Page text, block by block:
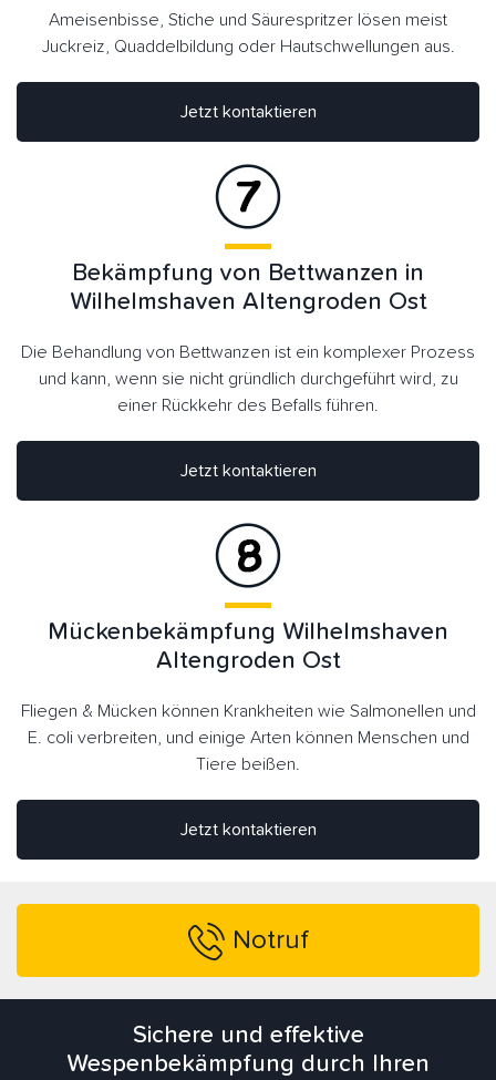
Jetzt kontaktieren
Ameisenbisse, Stiche und Säurespritzer lösen meist
Juckreiz, Quaddelbildung oder Hautschwellungen aus.
Bekämpfung von Bettwanzen in
Wilhelmshaven Altengroden Ost
Die Behandlung von Bettwanzen ist ein komplexer Prozess
und kann, wenn sie nicht gründlich durchgeführt wird, zu
einer Rückkehr des Befalls führen.
Jetzt kontaktieren
Jetzt kontaktieren
Mückenbekämpfung Wilhelmshaven
Altengroden Ost
Fliegen & Mücken können Krankheiten wie Salmonellen und
E. coli verbreiten, und einige Arten können Menschen und
Tiere beißen.
Notruf
Sichere und effektive
Wespenbekämpfung durch Ihren